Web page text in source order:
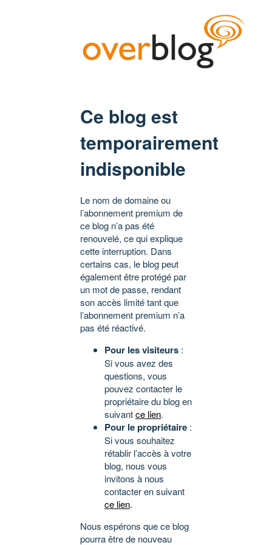
Ce blog est
temporairement
indisponible
Le nom de domaine ou
l’abonnement premium de
ce blog n’a pas été
renouvelé, ce qui explique
cette interruption. Dans
certains cas, le blog peut
également être protégé par
un mot de passe, rendant
son accès limité tant que
l’abonnement premium n’a
pas été réactivé.
Pour les visiteurs :
Si vous avez des
questions, vous
pouvez contacter le
propriétaire du blog en
suivantce lien.
Pour le propriétaire :
Si vous souhaitez
rétablir l’accès à votre
blog, nous vous
invitons à nous
contacter en suivant
ce lien.
Nous espérons que ce blog
pourra être de nouveau